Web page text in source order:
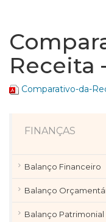
Receita
Comparativo-da-
FINANÇAS
Balanço Financeiro
Balanço
Balanço Patrimonial